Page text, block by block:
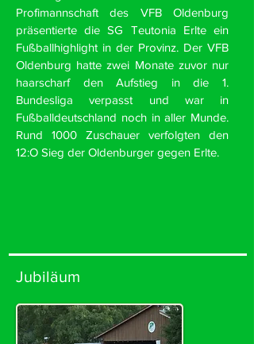
Profimannschaft des VFB Oldenburg
präsentierte die SG Teutonia Erlte ein
Fußballhighlight in der Provinz. Der VFB
Oldenburg hatte zwei Monate zuvor nur
haarscharf den Aufstieg in die 1.
Bundesliga verpasst und war in
Fußballdeutschland noch in aller Munde.
Rund 1000 Zuschauer verfolgten den
12:O Sieg der Oldenburger gegen Erlte.
Jubiläum